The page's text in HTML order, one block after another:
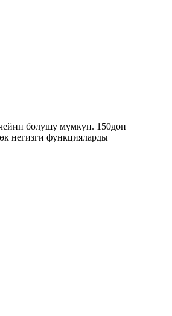
болушу мүмкүн. 150дөн
негизги функцияларды